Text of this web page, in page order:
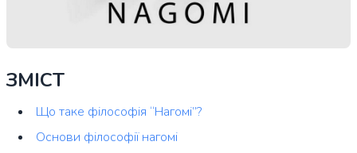
ЗМІСТ
Що таке філософія “Нагомі”?
Основи філософії нагомі